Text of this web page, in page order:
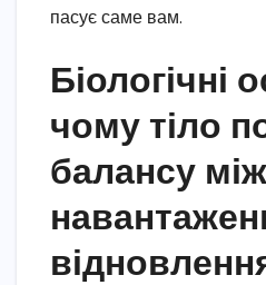
пасує саме вам.
Біологічні
чому тіло
балансу між